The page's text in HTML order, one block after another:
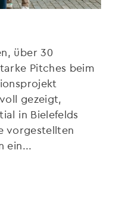
über 30
Pitches beim
gezeigt,
in Bielefelds
vorgestellten